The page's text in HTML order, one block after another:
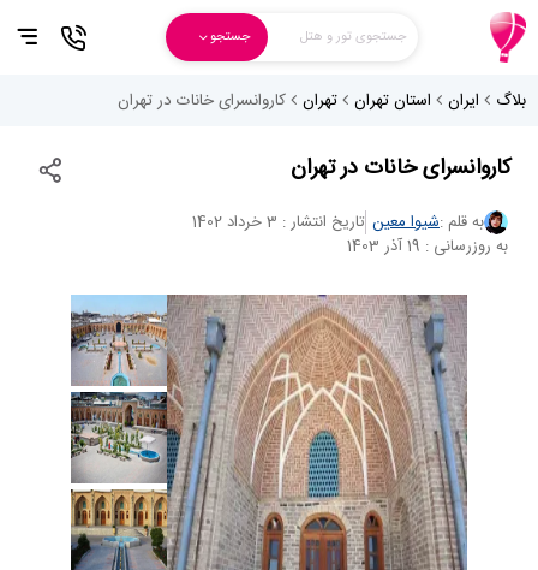
جستجوی تور و هتل جستجو
بلاگ ایران استان تهران تهران کاروانسرای خانات در تهران
کاروانسرای خانات در تهران
به قلم :شیوا معین تاریخ انتشار : 3 خرداد 1402
به روزرسانی : 19 آذر 1403